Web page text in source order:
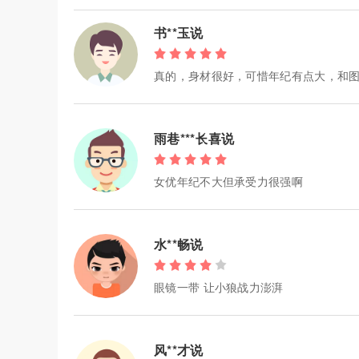
书**玉说
真的，身材很好，可惜年纪有点大，和图
雨巷***长喜说
女优年纪不大但承受力很强啊
水**畅说
眼镜一带 让小狼战力澎湃
风**才说